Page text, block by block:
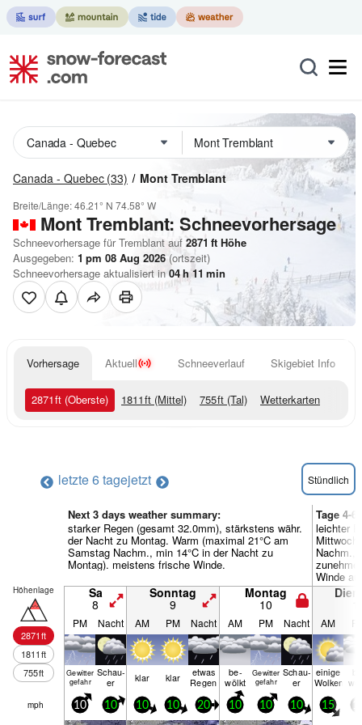
Canada - Quebec (33) Mont Tremblant
Breite/Länge:46.21° N 74.58° W
Mont Tremblant: Schneevorhersage
Schneevorhersage für Tremblant auf 2871 ft Höhe
Ausgegeben: 1 pm 08 Aug 2026 (ortszeit)
Schneevorhersage aktualisiert in 04h11 min
Vorhersage Aktuell Schneeverlauf Skigebiet Info
2871ft (Oberste) 1811ft (Mittel) 755ft (Tal) Wetterkarten
letzte 6 tagejetzt Stündlich
Next 3 days weather summary:
starker Regen (gesamt 32.0mm), stärkstens währ.
der Nacht zu Montag. Warm (maximal 21°C am
Samstag Nachm., min 14°C in der Nacht zu
Montag). meistens frische Winde.
Tage 4-
leichter
Mittwoch
Nachm.,
Winde
Höhenlage
2871ft
1811ft
755ft
Sa
8
Sonntag
9
Montag
10
PM Nacht AM PM Nacht AM PM Nacht AM
Gewitter
gefahr
Schau­
er klar klar etwas
Regen
be­
wölkt
Gewitter
gefahr
Schau­
er
einige
Wolken
mph 10 10 10 10 20 10 10 10 15